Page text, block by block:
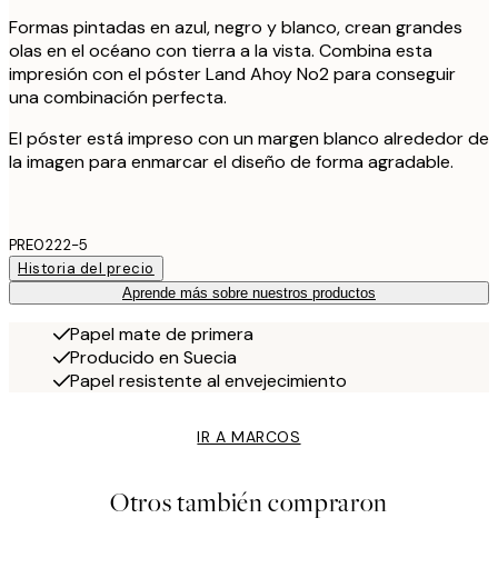
Formas pintadas en azul, negro y blanco, crean grandes
olas en el océano con tierra a la vista. Combina esta
impresión con el póster Land Ahoy No2 para conseguir
una combinación perfecta.
El póster está impreso con un margen blanco alrededor de
la imagen para enmarcar el diseño de forma agradable.
PRE0222-5
Historia del precio
Aprende más sobre nuestros productos
Papel mate de primera
Producido en Suecia
Papel resistente al envejecimiento
IR A MARCOS
Otros también compraron